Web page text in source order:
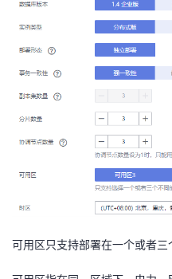
可用区只支持部署在一个或者三